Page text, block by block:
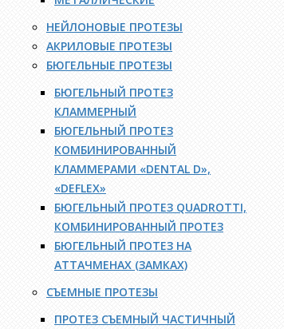
НЕЙЛОНОВЫЕ ПРОТЕЗЫ
АКРИЛОВЫЕ ПРОТЕЗЫ
БЮГЕЛЬНЫЕ ПРОТЕЗЫ
БЮГЕЛЬНЫЙ ПРОТЕЗ
КЛАММЕРНЫЙ
БЮГЕЛЬНЫЙ ПРОТЕЗ
КОМБИНИРОВАННЫЙ
КЛАММЕРАМИ «DENTAL D»,
«DEFLEX»
БЮГЕЛЬНЫЙ ПРОТЕЗ QUADROTTI,
КОМБИНИРОВАННЫЙ ПРОТЕЗ
БЮГЕЛЬНЫЙ ПРОТЕЗ НА
АТТАЧМЕНАХ (ЗАМКАХ)
СЪЕМНЫЕ ПРОТЕЗЫ
ПРОТЕЗ СЪЕМНЫЙ ЧАСТИЧНЫЙ